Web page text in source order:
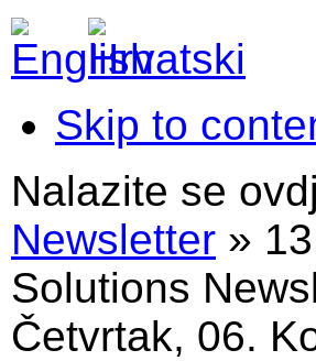
Skip to
Nalazite se
Newsletter »
Solutions
Četvrtak, 06.